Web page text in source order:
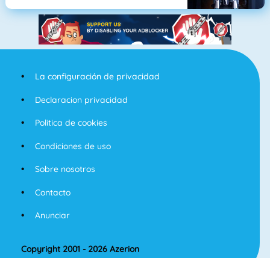
La configuración de privacidad
Declaracion privacidad
Politica de cookies
Condiciones de uso
Sobre nosotros
Contacto
Anunciar
Copyright 2001 - 2026 Azerion